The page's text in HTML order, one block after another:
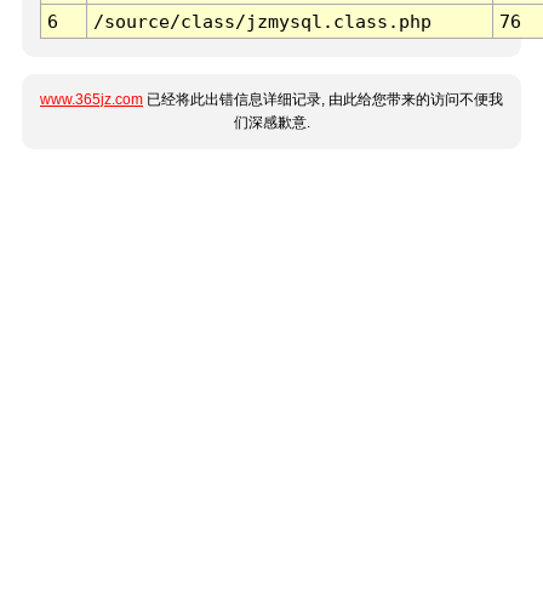
6
/source/class/jzmysql.class.php 76
www.365jz.com 已经将此出错信息详细记录, 由此给您带来的访问不便我
们深感歉意.